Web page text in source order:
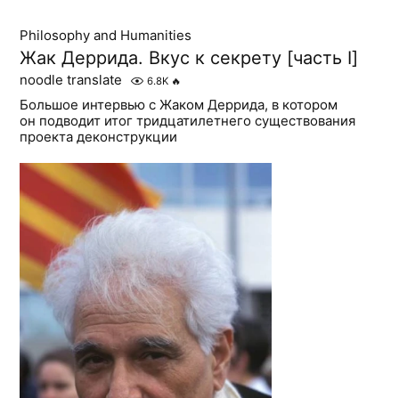
Philosophy and Humanities
Жак Деррида. Вкус к секрету [часть I]
noodle translate 6.8K 🔥
Большое интервью с Жаком Деррида, в котором
он подводит итог тридцатилетнего существования
проекта деконструкции